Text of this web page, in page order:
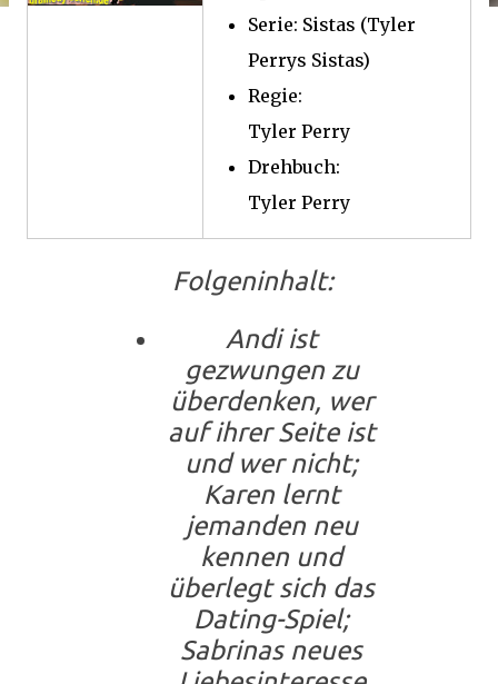
Serie: Sistas (Tyler
Perrys Sistas)
Regie:
Tyler Perry
Drehbuch:
Tyler Perry
Folgeninhalt:
Andi ist
gezwungen zu
überdenken, wer
auf ihrer Seite ist
und wer nicht;
Karen lernt
jemanden neu
kennen und
überlegt sich das
Dating-Spiel;
Sabrinas neues